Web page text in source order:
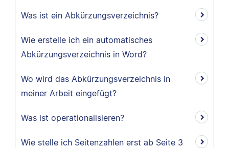
Was ist ein Abkürzungsverzeichnis?
Wie erstelle ich ein automatisches
Abkürzungsverzeichnis in Word?
Wo wird das Abkürzungsverzeichnis in
meiner Arbeit eingefügt?
Was ist operationalisieren?
Wie stelle ich Seitenzahlen erst ab Seite 3